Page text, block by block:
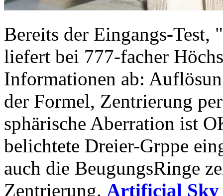
Bereits der Eingangs-
liefert bei 777-facher
Informationen ab:
der Formel, Zentrierung
sphärische Aberration ist
belichtete Dreier-Grppe
auch die BeugungsRinge
Zentrierung. Artificial Sky